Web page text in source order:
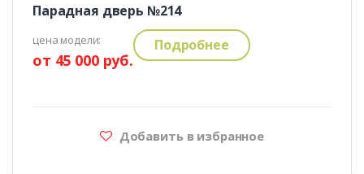
Парадная дверь №214
цена модели:
от 45 000 руб.
Подробнее
Добавить в избранное